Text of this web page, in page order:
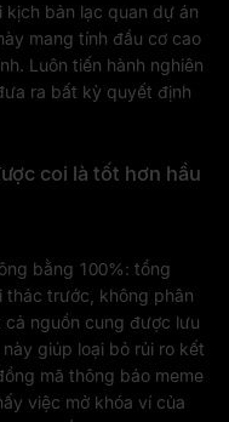
bản lạc quan dự án
mang tính đầu cơ cao
Luôn tiến hành nghiên
ra bất kỳ quyết định
coi là tốt hơn hầu
bằng 100%: tổng
thác trước, không phân
nguồn cung được lưu
giúp loại bỏ rủi ro kết
mã thông báo meme
việc mở khóa ví của